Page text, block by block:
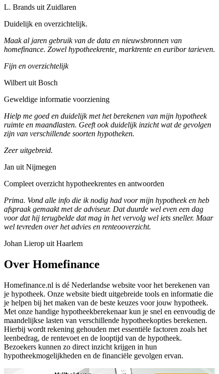
L. Brands uit Zuidlaren
Duidelijk en overzichtelijk.
Maak al jaren gebruik van de data en nieuwsbronnen van
homefinance. Zowel hypotheekrente, marktrente en euribor tarieven.
Fijn en overzichtelijk
Wilbert uit Bosch
Geweldige informatie voorziening
Hielp me goed en duidelijk met het berekenen van mijn hypotheek
ruimte en maandlasten. Geeft ook duidelijk inzicht wat de gevolgen
zijn van verschillende soorten hypotheken.
Zeer uitgebreid.
Jan uit Nijmegen
Compleet overzicht hypotheekrentes en antwoorden
Prima. Vond alle info die ik nodig had voor mijn hypotheek en heb
afspraak gemaakt met de adviseur. Dat duurde wel even een dag
voor dat hij terugbelde dat mag in het vervolg wel iets sneller. Maar
wel tevreden over het advies en renteooverzicht.
Johan Lierop uit Haarlem
Over Homefinance
Homefinance.nl is dé Nederlandse website voor het berekenen van
je hypotheek. Onze website biedt uitgebreide tools en informatie die
je helpen bij het maken van de beste keuzes voor jouw hypotheek.
Met onze handige hypotheekberekenaar kun je snel en eenvoudig de
maandelijkse lasten van verschillende hypotheekopties berekenen.
Hierbij wordt rekening gehouden met essentiële factoren zoals het
leenbedrag, de rentevoet en de looptijd van de hypotheek.
Bezoekers kunnen zo direct inzicht krijgen in hun
hypotheekmogelijkheden en de financiële gevolgen ervan.